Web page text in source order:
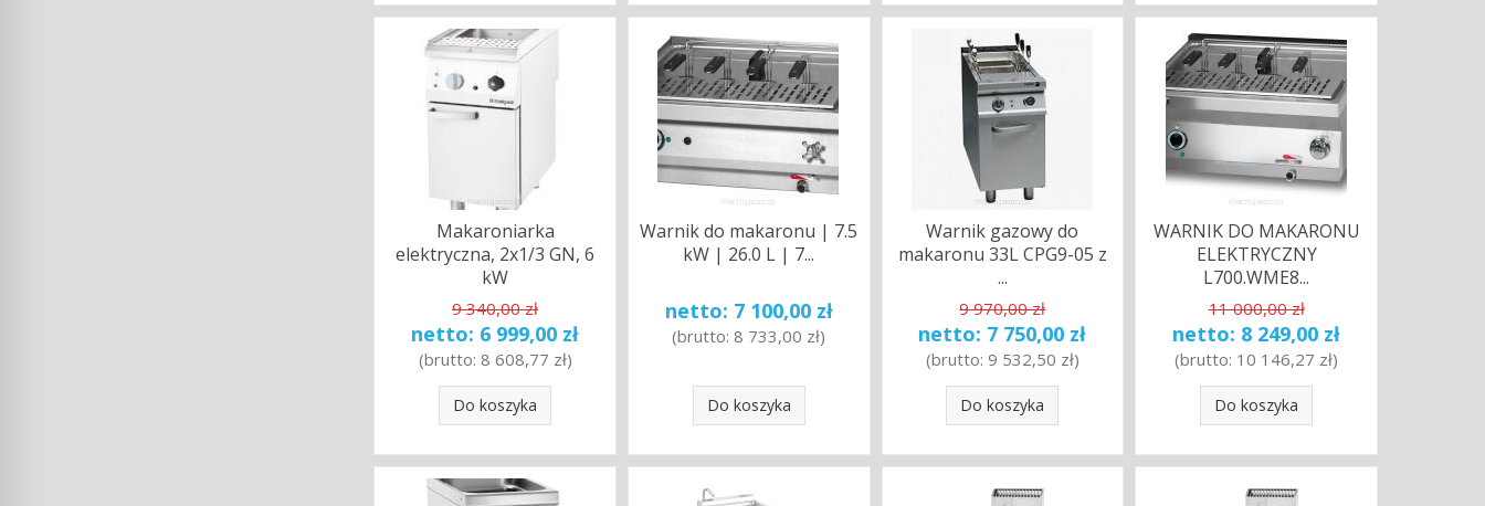
Makaroniarka
elektryczna, 2x1/3 GN, 6
kW
9 340,00 zł
netto: 6 999,00 zł
(brutto: 8 608,77 zł)
Do koszyka
Warnik do makaronu | 7.5
kW | 26.0 L | 7...
netto: 7 100,00 zł
(brutto:8 733,00 zł)
Do koszyka
Warnik gazowy do
makaronu 33L CPG9-05 z
...
9 970,00 zł
netto: 7 750,00 zł
(brutto: 9 532,50 zł)
Do koszyka
WARNIK DO MAKARONU
ELEKTRYCZNY
L700.WME8...
11 000,00 zł
netto: 8 249,00 zł
(brutto: 10 146,27 zł)
Do koszyka